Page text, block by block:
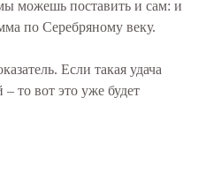
можешь поставить и сам: и
по Серебряному веку.
Если такая удача
– то вот это уже будет